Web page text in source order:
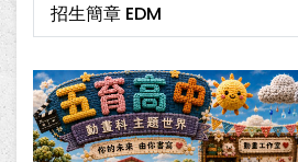
招生簡章 EDM